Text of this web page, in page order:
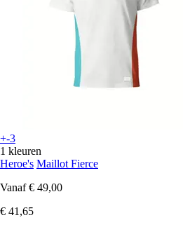
+-3
1 kleuren
Heroe's Maillot Fierce
Vanaf € 49,00
€ 41,65